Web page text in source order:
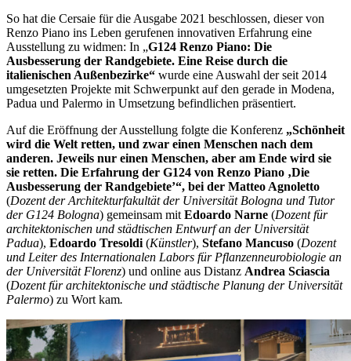
So hat die Cersaie für die Ausgabe 2021 beschlossen, dieser von
Renzo Piano ins Leben gerufenen innovativen Erfahrung eine
Ausstellung zu widmen: In „G124 Renzo Piano: Die
Ausbesserung der Randgebiete. Eine Reise durch die
italienischen Außenbezirke“ wurde eine Auswahl der seit 2014
umgesetzten Projekte mit Schwerpunkt auf den gerade in Modena,
Padua und Palermo in Umsetzung befindlichen präsentiert.
Auf die Eröffnung der Ausstellung folgte die Konferenz „Schönheit
wird die Welt retten, und zwar einen Menschen nach dem
anderen. Jeweils nur einen Menschen, aber am Ende wird sie
sie retten. Die Erfahrung der G124 von Renzo Piano ‚Die
Ausbesserung der Randgebiete’“, bei der Matteo Agnoletto
(Dozent derArchitekturfakultät der Universität Bologna und Tutor
der G124 Bologna) gemeinsam mit Edoardo Narne (Dozent für
architektonischen und städtischen Entwurf an der Universität
Padua), Edoardo Tresoldi (Künstler), Stefano Mancuso (Dozent
und Leiter des Internationalen Labors für Pflanzenneurobiologie an
der Universität Florenz) und online aus Distanz Andrea Sciascia
(Dozent für architektonische und städtische Planung der Universität
Palermo) zu Wort kam.